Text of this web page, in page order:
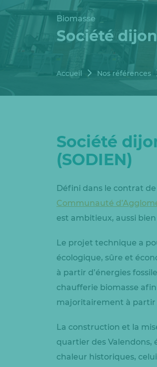
Biomasse
Société
Accueil Nos références
Société
(SODIEN)
Défini dans le contrat
Communauté
est ambitieux, aussi
Le projet technique a
écologique, sûre et
à partir d’énergies
chaufferie biomasse
majoritairement à partir
La construction et la
quartier des Valendons,
chaleur historiques,